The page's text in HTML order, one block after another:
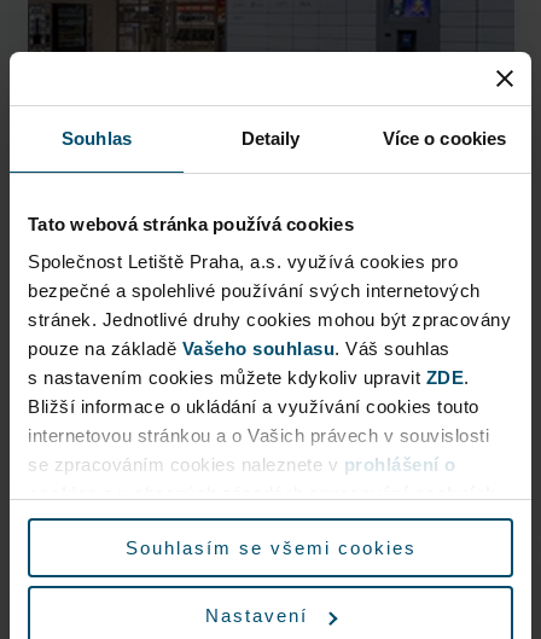
Souhlas Detaily Více o cookies
Tato webová stránka používá cookies
Společnost Letiště Praha, a.s. využívá cookies pro
bezpečné a spolehlivé používání svých internetových
stránek. Jednotlivé druhy cookies mohou být zpracovány
pouze na základě Vašeho souhlasu. Váš souhlas
s nastavením cookies můžete kdykoliv upravit ZDE.
Bližší informace o ukládání a využívání cookies touto
internetovou stránkou a o Vašich právech v souvislosti
se zpracováním cookies naleznete v prohlášení o
údajů.
Souhlasím se všemi cookies
Nastavení
AlzaBox
Pick up conveniently and nonstop from AlzaBox ...
Public Area
Now open
More information
Nonstop